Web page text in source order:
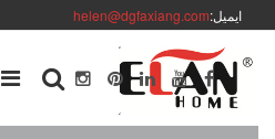
ایمیل:helen@dgfaxiang.com